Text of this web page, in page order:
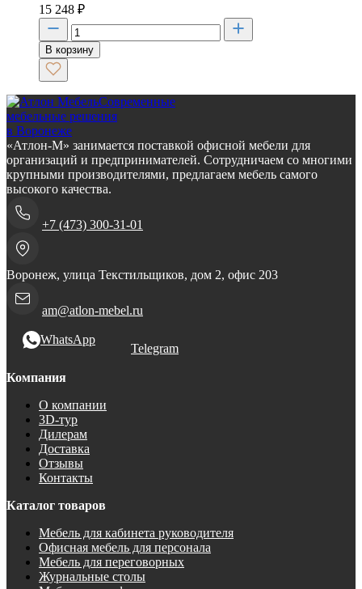
15 248 ₽
В корзину
Современные
мебельные решения
в Воронеже
«Атлон-М» занимается поставкой офисной мебели для
организаций и предпринимателей. Сотрудничаем со многими
крупными производителями, предлагаем мебель самого
высокого качества.
+7 (473) 300-31-01
Воронеж, улица Текстильщиков, дом 2, офис 203
am@atlon-mebel.ru
WhatsApp
Telegram
Компания
О компании
3D-тур
Дилерам
Доставка
Отзывы
Контакты
Каталог товаров
Мебель для кабинета руководителя
Офисная мебель для персонала
Мебель для переговорных
Журнальные столы